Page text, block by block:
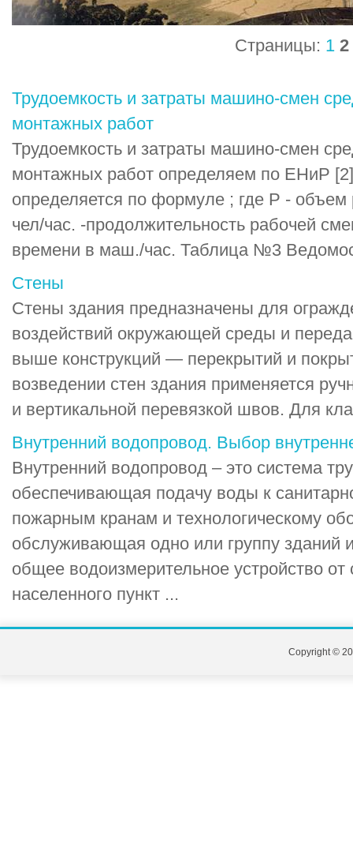
Страницы: 1 2
Трудоемкость и затраты машино-смен
монтажных работ
Трудоемкость и затраты машино-смен
монтажных работ определяем по ЕНиР
определяется по формуле ; где Р -
чел/час. -продолжительность рабочей
времени в маш./час. Таблица №3
Стены
Стены здания предназначены для
воздействий окружающей среды и
выше конструкций — перекрытий и
возведении стен здания применяется
и вертикальной перевязкой швов. Для
Внутренний водопровод. Выбор
Внутренний водопровод – это система
обеспечивающая подачу воды к
пожарным кранам и технологическому
обслуживающая одно или группу
общее водоизмерительное устройство от
населенного пункт ...
Copyright ©